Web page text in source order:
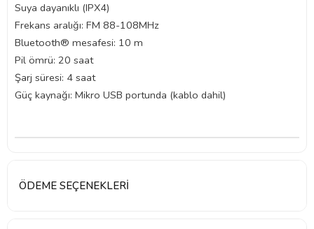
Suya dayanıklı (IPX4)
Frekans aralığı: FM 88-108MHz
Bluetooth® mesafesi: 10 m
Pil ömrü: 20 saat
Şarj süresi: 4 saat
Güç kaynağı: Mikro USB portunda (kablo dahil)
ÖDEME SEÇENEKLERI